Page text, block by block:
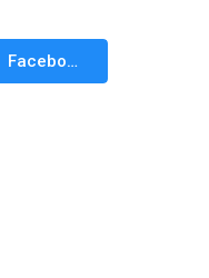
Facebook Messenger